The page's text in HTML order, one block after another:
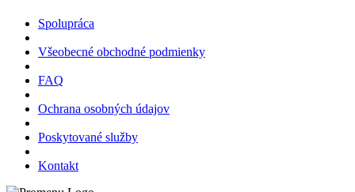
Spolupráca
Všeobecné obchodné podmienky
FAQ
Ochrana osobných údajov
Poskytované služby
Kontakt